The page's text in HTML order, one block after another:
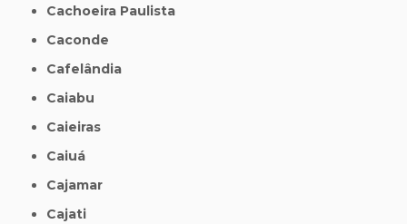
Cachoeira Paulista
Caconde
Cafelândia
Caiabu
Caieiras
Caiuá
Cajamar
Cajati